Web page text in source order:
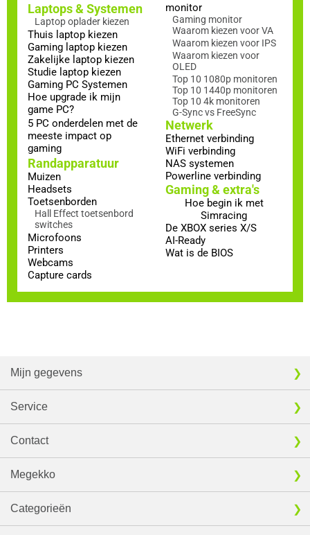
Laptops & Systemen
Laptop oplader kiezen
Thuis laptop kiezen
Gaming laptop kiezen
Zakelijke laptop kiezen
Studie laptop kiezen
Gaming PC Systemen
Hoe upgrade ik mijn
game PC?
5 PC onderdelen met de
meeste impact op
gaming
Randapparatuur
Muizen
Headsets
Toetsenborden
Hall Effect toetsenbord
switches
Microfoons
Printers
Webcams
Capture cards
monitor
Gaming monitor
Waarom kiezen voor VA
Waarom kiezen voor IPS
Waarom kiezen voor
OLED
Top 10 1080p monitoren
Top 10 1440p monitoren
Top 10 4k monitoren
G-Sync vs FreeSync
Netwerk
Ethernet verbinding
WiFi verbinding
NAS systemen
Powerline verbinding
Gaming & extra's
Hoe begin ik met
Simracing
De XBOX series X/S
AI-Ready
Wat is de BIOS
Mijn gegevens
Service
Contact
Megekko
Categorieën